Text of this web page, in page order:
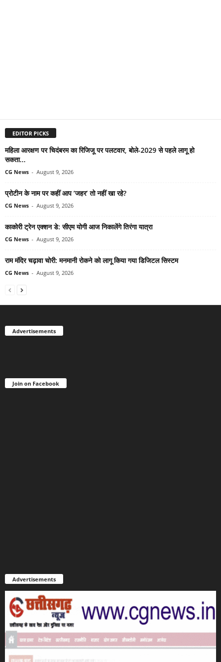
EDITOR PICKS
महिला आरक्षण पर चिदंबरम का रिजिजू पर पलटवार, बोले-2029 से पहले लागू हो
सकता...
CG News - August 9, 2026
प्रोटीन के नाम पर कहीं आप ‘जहर’ तो नहीं खा रहे?
CG News - August 9, 2026
काकोरी ट्रेन एक्शन डे: सीएम योगी आज निकालेंगे तिरंगा यात्रा
CG News - August 9, 2026
राम मंदिर चढ़ावा चोरी: मनमानी रोकने को लागू किया गया डिजिटल सिस्टम
CG News - August 9, 2026
Advertisements
Join on Facebook
Advertisements